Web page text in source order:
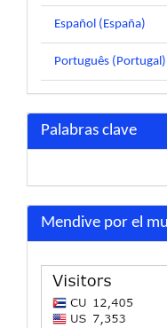
Español (España)
Português (Portugal)
Palabras clave
Mendive por el